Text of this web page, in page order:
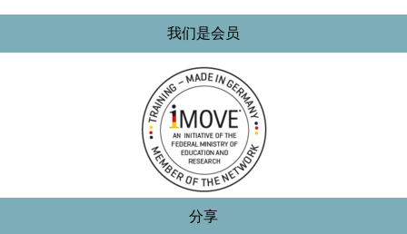
我们是会员
分享